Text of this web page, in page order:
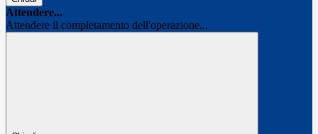
Attendere...
Attendere il completamento dell'operazione...